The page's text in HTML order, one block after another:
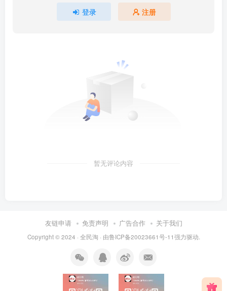
登录 注册
暂无评论内容
友链申请 免责声明 广告合作 关于我们
Copyright © 2024 · 全民淘 · 由鲁ICP备20023661号-11强力驱动.